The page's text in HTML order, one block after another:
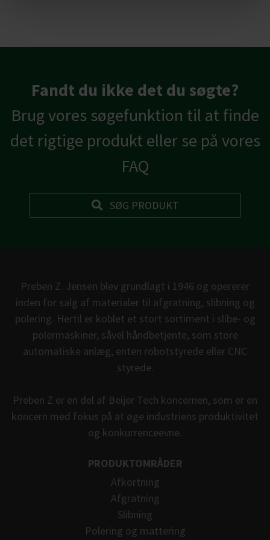
Fandt du ikke det du søgte?
Brug vores søgefunktion til at finde
det rigtige produkt eller se på vores
FAQ
Preben Z. Jensen blev grundlagt i 1946 og opererer
inden for salg af materialer til afgratning, slibning og
polering. Hertil er koblet et stort sortiment i slibe- og
polermaskiner, såvel håndbetjente, som store
automatiske anlæg, enten robotstyrede eller CNC
styrede.
Preben Z er en del af Beijer Tech koncernen, som er en
koncern med fokus på at øge industriens produktivitet
og konkurrenceevne.
PRODUKTOMRÅDER
Afkortning
Afgratning
Slibning
Polering og mattering